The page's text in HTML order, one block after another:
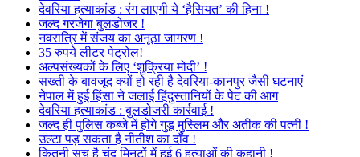
देवरिया हत्याकांड : रंग लाएगी ये ‘हैसियत’ की हिना !
जल्द गरजेगा बुलडोजर !
नवरात्रि में संजय का अनूठा जागरण !
35 रुपये लीटर पेट्रोल!
अल्पसंख्यकों के लिए ‘शुक्रिया मोदी’ !
सख्ती के बावजूद क्यों हो रही है देवरिया-कानपुर जैसी घटनाएं
नेपाल में हुई हिंसा ने जलाई हिंदुस्तानियों के पेट की आग
देवरिया हत्याकांड : बुलडोजरी कार्रवाई !
जल्द ही पुलिस कब्जे में होंगे गुडू मुस्लिम और अतीक की पत्नी !
उल्टा पड़ सकता है नीतीश का दाँव !
कितनी सच है चंद मिनटों में हुई 6 हत्याओं की कहानी !